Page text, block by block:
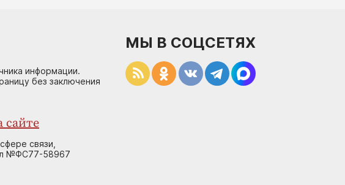
информации.
без заключения
сайте
связи,
№ФС77-58967
МЫ В СОЦСЕТЯХ